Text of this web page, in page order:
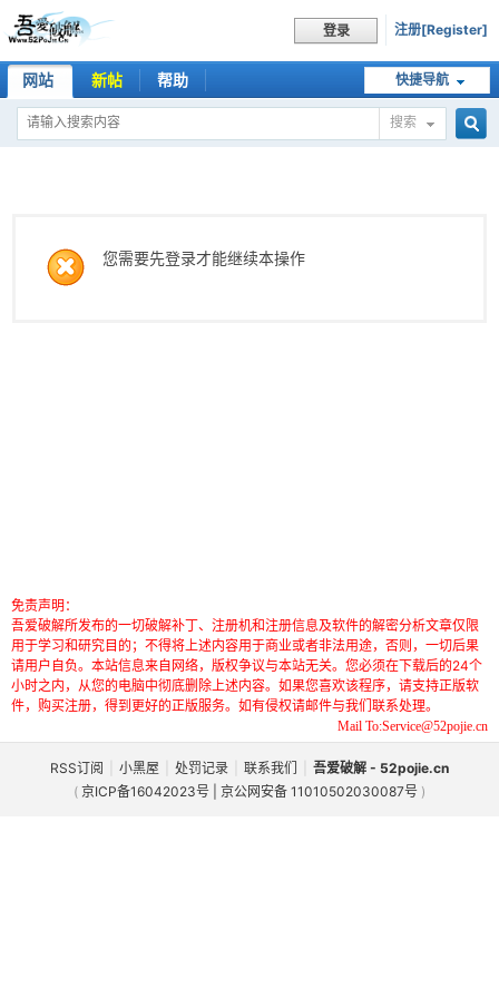
登录 注册[Register]
快捷导航
网站 新帖 帮助
搜索
您需要先登录才能继续本操作
免责声明：
吾爱破解所发布的一切破解补丁、注册机和注册信息及软件的解密分析文章仅限
用于学习和研究目的；不得将上述内容用于商业或者非法用途，否则，一切后果
请用户自负。本站信息来自网络，版权争议与本站无关。您必须在下载后的24个
小时之内，从您的电脑中彻底删除上述内容。如果您喜欢该程序，请支持正版软
件，购买注册，得到更好的正版服务。如有侵权请邮件与我们联系处理。
Mail To:Service@52pojie.cn
RSS订阅 小黑屋 处罚记录 联系我们
吾爱破解 - 52pojie.cn
( 京ICP备16042023号 | 京公网安备 11010502030087号 )